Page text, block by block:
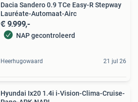
Dacia Sandero 0.9 TCe Easy-R Stepway
Lauréate-Automaat-Airc
€ 9.999,-
NAP gecontroleerd
Heerhugowaard 21 jul 26
Hyundai Ix20 1.4i i-Vision-Clima-Cruise-